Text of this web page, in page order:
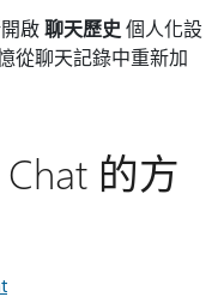
啟聊天歷史 個人化設
從聊天記錄中重新加
的方